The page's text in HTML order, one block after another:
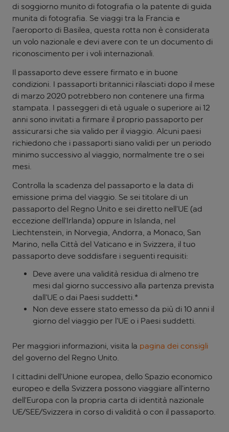
di soggiorno munito di fotografia o la patente di guida
munita di fotografia. Se viaggi tra la Francia e
l’aeroporto di Basilea, questa rotta non è considerata
un volo nazionale e devi avere con te un documento di
riconoscimento per i voli internazionali.
Il passaporto deve essere firmato e in buone
condizioni. I passaporti britannici rilasciati dopo il mese
di marzo 2020 potrebbero non contenere una firma
stampata. I passeggeri di età uguale o superiore ai 12
anni sono invitati a firmare il proprio passaporto per
assicurarsi che sia valido per il viaggio. Alcuni paesi
richiedono che i passaporti siano validi per un periodo
minimo successivo al viaggio, normalmente tre o sei
mesi.
Controlla la scadenza del passaporto e la data di
emissione prima del viaggio. Se sei titolare di un
passaporto del Regno Unito e sei diretto nell’UE (ad
eccezione dell’Irlanda) oppure in Islanda, nel
Liechtenstein, in Norvegia, Andorra, a Monaco, San
Marino, nella Città del Vaticano e in Svizzera, il tuo
passaporto deve soddisfare i seguenti requisiti:
Deve avere una validità residua di almeno tre
mesi dal giorno successivo alla partenza prevista
dall’UE o dai Paesi suddetti.*
Non deve essere stato emesso da più di 10 anni il
giorno del viaggio per l’UE o i Paesi suddetti.
Per maggiori informazioni, visita la pagina dei consigli
del governo del Regno Unito.
I cittadini dell’Unione europea, dello Spazio economico
europeo e della Svizzera possono viaggiare all’interno
dell’Europa con la propria carta di identità nazionale
UE/SEE/Svizzera in corso di validità o con il passaporto.